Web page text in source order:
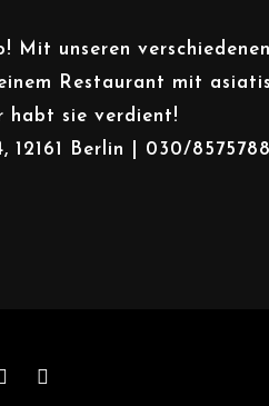
Mit unseren
Restaurant mit
habt sie verdient!
12161 Berlin | 030/